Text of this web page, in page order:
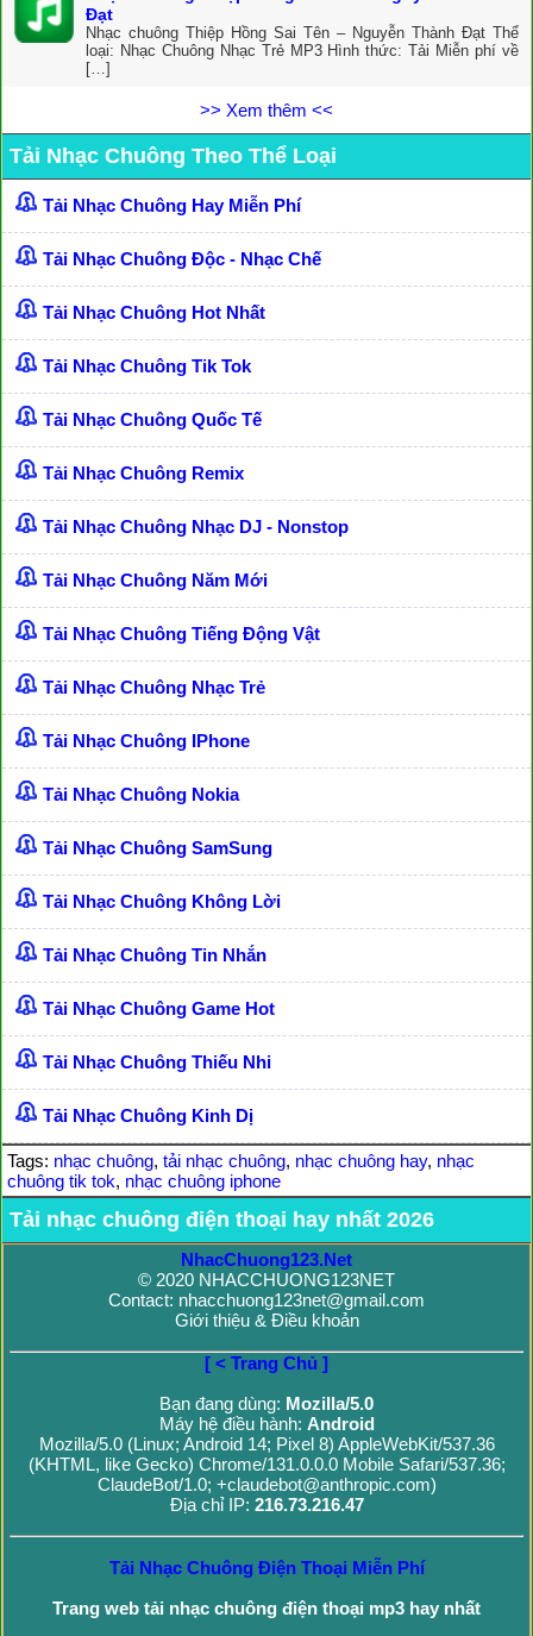
Đạt
Nhạc chuông Thiệp Hồng Sai Tên – Nguyễn Thành Đạt Thể
loại: Nhạc Chuông Nhạc Trẻ MP3 Hình thức: Tải Miễn phí về
[…]
>> Xem thêm <<
Tải Nhạc Chuông Theo Thể Loại
Tải Nhạc Chuông Hay Miễn Phí
Tải Nhạc Chuông Độc - Nhạc Chế
Tải Nhạc Chuông Hot Nhất
Tải Nhạc Chuông Tik Tok
Tải Nhạc Chuông Quốc Tế
Tải Nhạc Chuông Remix
Tải Nhạc Chuông Nhạc DJ - Nonstop
Tải Nhạc Chuông Năm Mới
Tải Nhạc Chuông Tiếng Động Vật
Tải Nhạc Chuông Nhạc Trẻ
Tải Nhạc Chuông IPhone
Tải Nhạc Chuông Nokia
Tải Nhạc Chuông SamSung
Tải Nhạc Chuông Không Lời
Tải Nhạc Chuông Tin Nhắn
Tải Nhạc Chuông Game Hot
Tải Nhạc Chuông Thiếu Nhi
Tải Nhạc Chuông Kinh Dị
Tags: nhạc chuông, tải nhạc chuông, nhạc chuông hay, nhạc
chuông tik tok, nhạc chuông iphone
Tải nhạc chuông điện thoại hay nhất 2026
NhacChuong123.Net
© 2020 NHACCHUONG123NET
Contact: nhacchuong123net@gmail.com
Giới thiệu & Điều khoản
[ < Trang Chủ ]
Bạn đang dùng: Mozilla/5.0
Máy hệ điều hành: Android
Mozilla/5.0 (Linux; Android 14; Pixel 8) AppleWebKit/537.36
(KHTML, like Gecko) Chrome/131.0.0.0 Mobile Safari/537.36;
ClaudeBot/1.0; +claudebot@anthropic.com)
Địa chỉ IP: 216.73.216.47
Tải Nhạc Chuông Điện Thoại Miễn Phí
Trang web tải nhạc chuông điện thoại mp3 hay nhất